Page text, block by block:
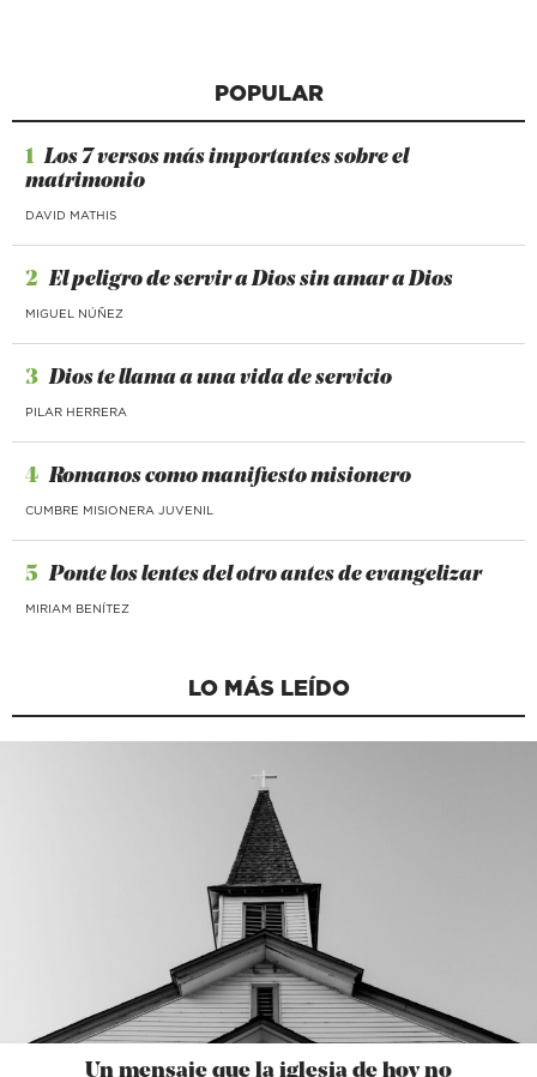
POPULAR
1 Los 7 versos más importantes sobre el
matrimonio
DAVID MATHIS
2 El peligro de servir a Dios sin amar a Dios
MIGUEL NÚÑEZ
3 Dios te llama a una vida de servicio
PILAR HERRERA
4 Romanos como manifiesto misionero
CUMBRE MISIONERA JUVENIL
5 Ponte los lentes del otro antes de evangelizar
MIRIAM BENÍTEZ
LO MÁS LEÍDO
Un mensaje que la iglesia de hoy no